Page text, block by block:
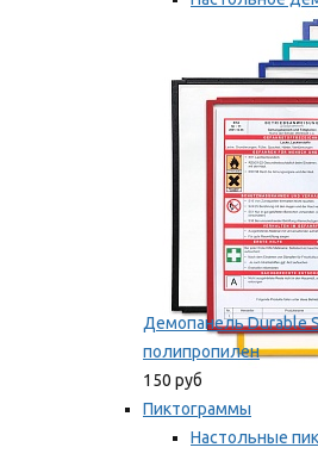
оборудование
Мы рекомендуем
Демопанель Durable
полипропилен
150 руб
Пиктограммы
Настольные